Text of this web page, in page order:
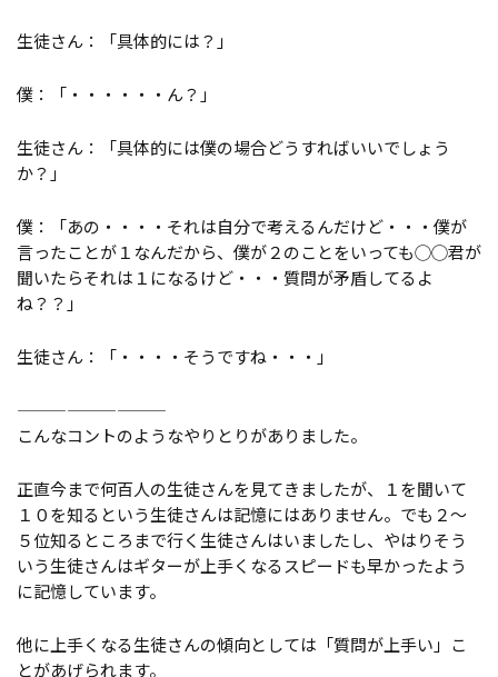
生徒さん：「具体的には？」
僕：「・・・・・・ん？」
生徒さん：「具体的には僕の場合どうすればいいでしょう
か？」
僕：「あの・・・・それは自分で考えるんだけど・・・僕が
言ったことが１なんだから、僕が２のことをいっても◯◯君が
聞いたらそれは１になるけど・・・質問が矛盾してるよ
ね？？」
生徒さん：「・・・・そうですね・・・」
—————————
こんなコントのようなやりとりがありました。
正直今まで何百人の生徒さんを見てきましたが、１を聞いて
１０を知るという生徒さんは記憶にはありません。でも２～
５位知るところまで行く生徒さんはいましたし、やはりそう
いう生徒さんはギターが上手くなるスピードも早かったよう
に記憶しています。
他に上手くなる生徒さんの傾向としては「質問が上手い」こ
とがあげられます。